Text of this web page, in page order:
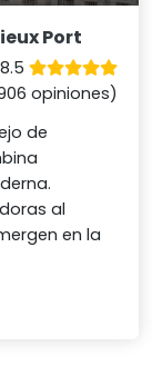
Port
opiniones)
de
al
en la